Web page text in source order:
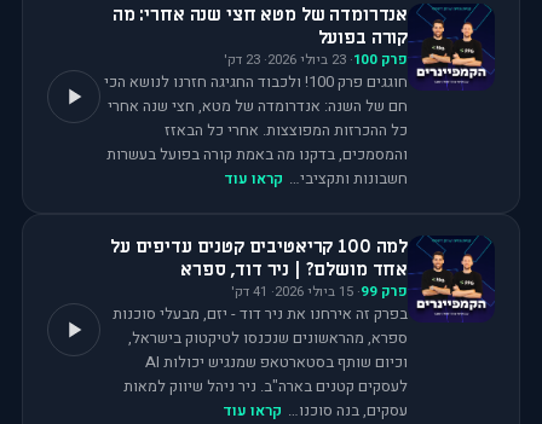
אנדרומדה של מטא חצי שנה אחרי: מה
קורה בפועל
פרק 100
·23 ביולי 2026 ·
23 דק'
חוגגים פרק 100! ולכבוד החגיגה חזרנו לנושא הכי
חם של השנה: אנדרומדה של מטא, חצי שנה אחרי
כל ההכרזות המפוצצות. אחרי כל הבאזז
והמסמכים, בדקנו מה באמת קורה בפועל בעשרות
חשבונות ותקציבי… קראו עוד
למה 100 קריאטיבים קטנים עדיפים על
אחד מושלם? | ניר דוד, ספרא
פרק 99
· 15 ביולי 2026 ·
41דק'
בפרק זה אירחנו את ניר דוד - יזם, מבעלי סוכנות
ספרא, מהראשונים שנכנסו לטיקטוק בישראל,
וכיום שותף בסטארטאפ שמנגיש יכולות AI
לעסקים קטנים בארה"ב. ניר ניהל שיווק למאות
עסקים, בנה סוכנו… קראו עוד